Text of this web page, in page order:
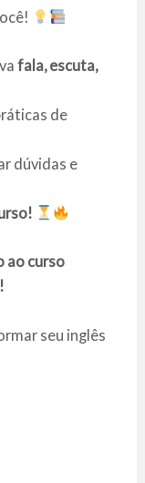
fala, escuta,
de
dúvidas e
ao curso
seu inglês